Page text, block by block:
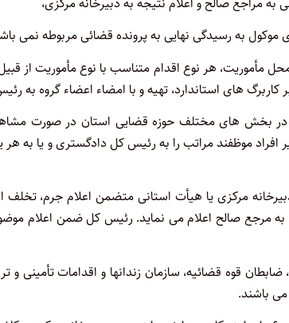
به رسیدگی نهایی به پرونده قضائی مربوطه نمی
محل مأموریت، هر نوع اقدام متناسب با نوع مأموریت از
کاربرگ های استاندارد، تهیه و با امضاء اعضاء گروه
در بخش های مختلف حوزه قضایی استان در صورت
افراد موظفند مراتب را به رئیس کل دادگستری و یا به
مرکزی یا هیأت استانی متضمن اعلام جرم، تخلف
صالح اعلام می نماید. رئیس کل ضمن اعلام
ضابطان قوه قضائیه، سازمان زندانها و اقدامات
باشند.